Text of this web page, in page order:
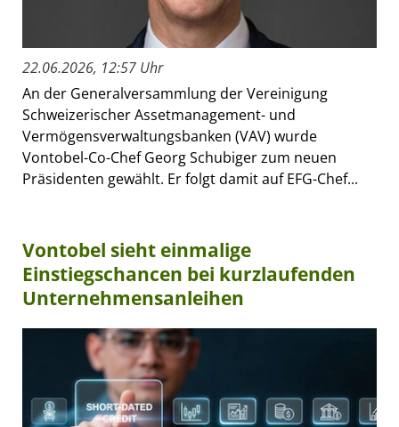
22.06.2026, 12:57 Uhr
An der Generalversammlung der Vereinigung
Schweizerischer Assetmanagement- und
Vermögensverwaltungsbanken (VAV) wurde
Vontobel-Co-Chef Georg Schubiger zum neuen
Präsidenten gewählt. Er folgt damit auf EFG-Chef...
Vontobel sieht einmalige
Einstiegschancen bei kurzlaufenden
Unternehmensanleihen